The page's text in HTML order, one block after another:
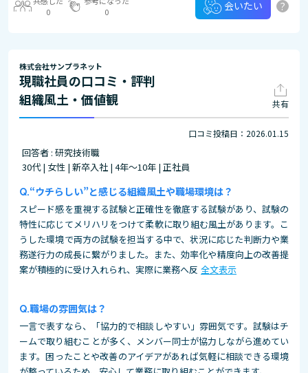
0
0
会いたい ?
株式会社サンプラネット
現職社員の口コミ・評判
組織風土・価値観
共有
口コミ投稿日：2026.01.15
回答者 : 研究技術職
30代 | 女性 | 新卒入社 | 4年～10年 | 正社員
“ウチらしい”と感じる組織風土や職場環境は？
スピード感を重視する試験と正確性を徹底する試験があり、試験の
特性に応じてメリハリをつけて柔軟に取り組む風土があります。こ
うした環境で両方の試験を担当する中で、状況に応じた判断力や業
務遂行力の成長に繋がりました。また、効率化や精度向上の改善提
案が積極的に受け入れられ、実際に業務へ反 全文表示
職場の雰囲気は？
一言で表すなら、「協力的で相談しやすい」雰囲気です。試験はチ
ームで取り組むことが多く、メンバー同士が協力しながら進めてい
ます。困ったことや改善のアイデアがあれば気軽に相談できる環境